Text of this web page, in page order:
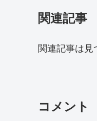
関連記事
関連記事は見
コメント